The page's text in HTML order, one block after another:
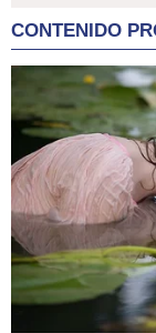
CONTENIDO